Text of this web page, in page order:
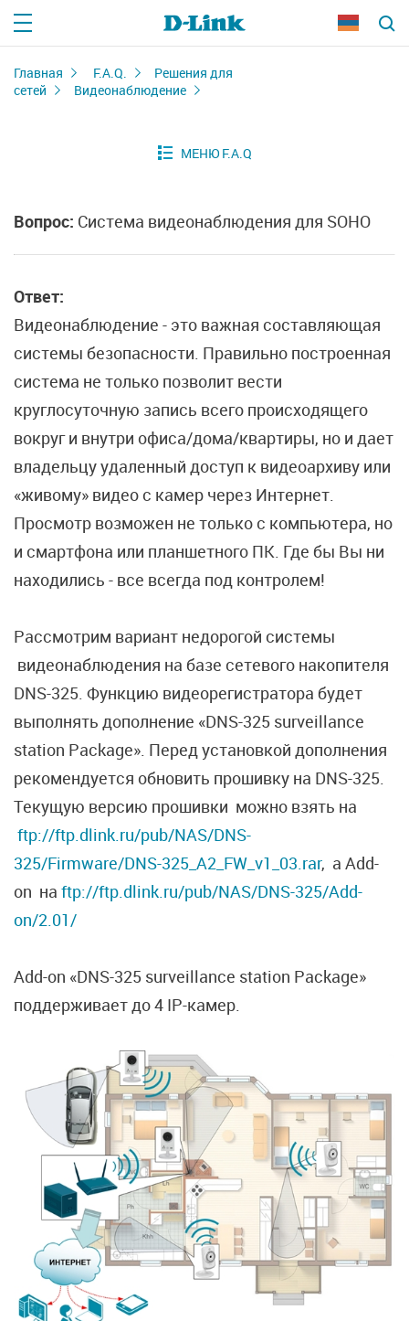
Главная F.A.Q.
Решения для
сетей
Видеонаблюдение
Вопрос: Система видеонаблюдения для SOHO
Ответ:
Видеонаблюдение - это важная составляющая
системы безопасности. Правильно построенная
система не только позволит вести
круглосуточную запись всего происходящего
вокруг и внутри офиса/дома/квартиры, но и дает
владельцу удаленный доступ к видеоархиву или
«живому» видео с камер через Интернет.
Просмотр возможен не только с компьютера, но
и смартфона или планшетного ПК. Где бы Вы ни
находились - все всегда под контролем!
Рассмотрим вариант недорогой системы
видеонаблюдения на базе сетевого накопителя
DNS-325. Функцию видеорегистратора будет
выполнять дополнение «DNS-325 surveillance
station Package». Перед установкой дополнения
рекомендуется обновить прошивку на DNS-325.
Текущую версию прошивки можно взять на
ftp://ftp.dlink.ru/pub/NAS/DNS-
325/Firmware/DNS-325_A2_FW_v1_03.rar, а Add-
on на ftp://ftp.dlink.ru/pub/NAS/DNS-325/Add-
on/2.01/
Add-on «DNS-325 surveillance station Package»
поддерживает до 4 IP-камер.